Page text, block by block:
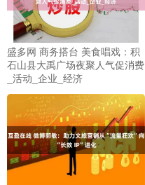
盛多网 商务搭台 美食唱戏：积
石山县大禹广场夜聚人气促消费
_活动_企业_经济